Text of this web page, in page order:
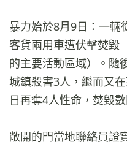
暴力始於8月9日：一
客貨兩用車遭伏擊焚毀
的主要活動區域）。隨
城鎮殺害3人，繼而又
日再奪4人性命，焚毀
敞開的門當地聯絡員證